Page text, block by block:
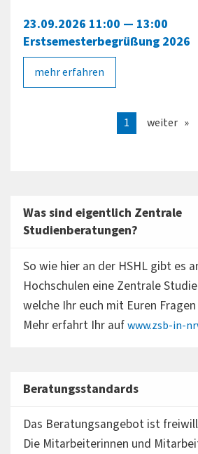
23.09.2026 11:00 — 13:00
Erstsemesterbegrüßung 2026
mehr erfahren
1 weiter
Was sind eigentlich Zentrale
Studienberatungen?
So wie hier an der HSHL gibt es
Hochschulen eine Zentrale
welche Ihr euch mit Euren
Mehr erfahrt Ihr aufwww.zsb-in-
Beratungsstandards
Das Beratungsangebot ist
Die Mitarbeiterinnen und